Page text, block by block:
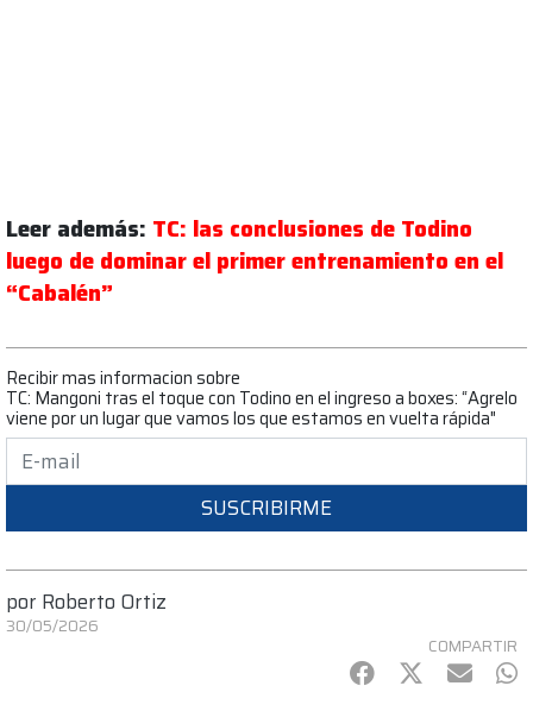
Leer además: TC: las conclusiones de Todino
luego de dominar el primer entrenamiento en el
“Cabalén”
Recibir mas informacion sobre
TC: Mangoni tras el toque con Todino en el ingreso a boxes: “Agrelo
viene por un lugar que vamos los que estamos en vuelta rápida"
SUSCRIBIRME
por Roberto Ortiz
30/05/2026
COMPARTIR
Facebook
Twitter
mail